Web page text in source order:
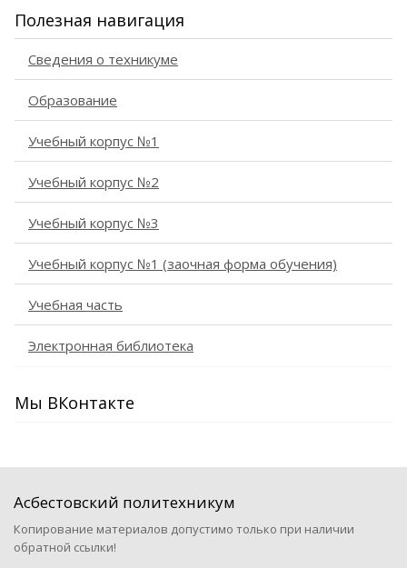
Полезная навигация
Сведения о техникуме
Образование
Учебный корпус №1
Учебный корпус №2
Учебный корпус №3
Учебный корпус №1 (заочная форма обучения)
Учебная часть
Электронная библиотека
Мы ВКонтакте
Асбестовский политехникум
Копирование материалов допустимо только при наличии
обратной ссылки!